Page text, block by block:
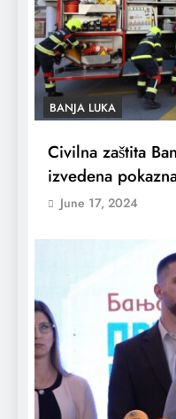
BANJA LUKA
Civilna zaštita
izvedena
June 17, 2024